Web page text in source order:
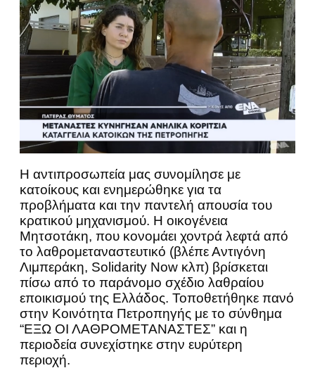
Η αντιπροσωπεία μας συνομίλησε με
κατοίκους και ενημερώθηκε για τα
προβλήματα και την παντελή απουσία του
κρατικού μηχανισμού. Η οικογένεια
Μητσοτάκη, που κονομάει χοντρά λεφτά από
το λαθρομεταναστευτικό (βλέπε Αντιγόνη
Λιμπεράκη, Solidarity Now κλπ) βρίσκεται
πίσω από το παράνομο σχέδιο λαθραίου
εποικισμού της Ελλάδος. Τοποθετήθηκε πανό
στην Κοινότητα Πετροπηγής με το σύνθημα
“ΕΞΩ ΟΙ ΛΑΘΡΟΜΕΤΑΝΑΣΤΕΣ” και η
περιοδεία συνεχίστηκε στην ευρύτερη
περιοχή.